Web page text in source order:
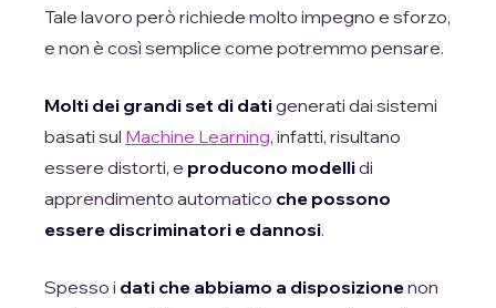
Tale lavoro però richiede molto impegno e sforzo,
e non è così semplice come potremmo pensare.
Molti dei grandi set di datigenerati dai sistemi
basati sul Machine Learning, infatti, risultano
essere distorti, e producono modellidi
apprendimento automatico che possono
essere discriminatori e dannosi.
Spesso i dati che abbiamo a disposizionenon